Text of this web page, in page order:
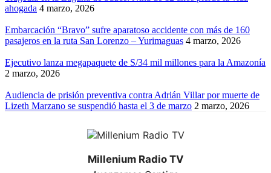
ahogada 4 marzo, 2026
Embarcación “Bravo” sufre aparatoso accidente con más de 160
pasajeros en la ruta San Lorenzo – Yurimaguas 4 marzo, 2026
Ejecutivo lanza megapaquete de S/34 mil millones para la Amazonía
2 marzo, 2026
Audiencia de prisión preventiva contra Adrián Villar por muerte de
Lizeth Marzano se suspendió hasta el 3 de marzo 2 marzo, 2026
Millenium Radio TV